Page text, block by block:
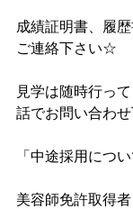
成績証明書、履
ご連絡下さい☆
見学は随時行っ
話でお問い合わせ
「中途採用につい
美容師免許取得